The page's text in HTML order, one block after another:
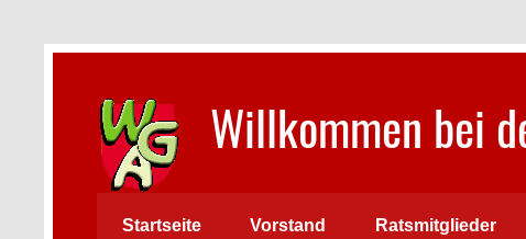
content
Willkommen bei
Startseite Vorstand Ratsmitglieder